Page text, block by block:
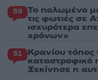
59 Το πολωμένο
τις φωτιές σε
ισχυρότερα
χρόνων»
51 Κρανίου τόπος
καταστροφικό
Ξεκίνησε η